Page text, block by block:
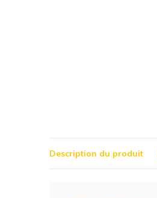
Description du produit